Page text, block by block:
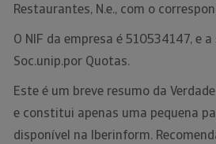
Restaurantes, N.e., com o
O NIF da empresa é 510534147, e
Soc.unip.por Quotas.
Este é um breve resumo da
e constitui apenas uma pequena
disponível na Iberinform.